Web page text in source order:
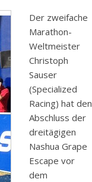
Der zweifache
Marathon-
Weltmeister
Christoph
Sauser
(Specialized
Racing) hat den
Abschluss der
dreitägigen
Nashua Grape
Escape vor
dem